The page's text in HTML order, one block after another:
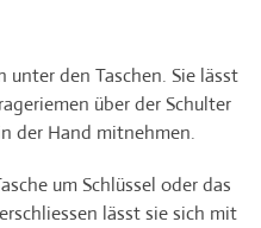
unter den Taschen. Sie lässt
über der Schulter
der Hand mitnehmen.
um Schlüssel oder das
lässt sie sich mit